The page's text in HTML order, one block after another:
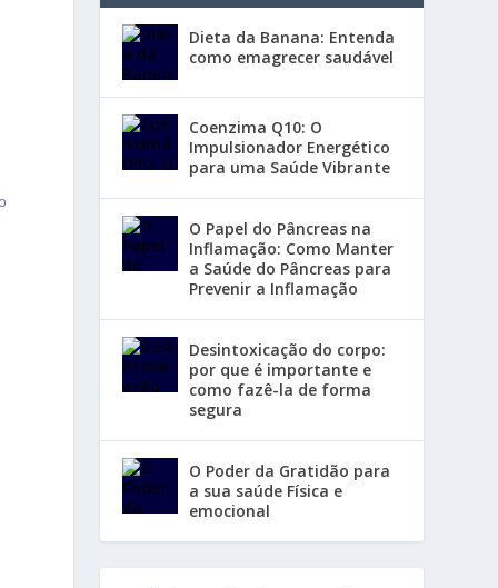
Dieta da Banana: Entenda
como emagrecer saudável
Coenzima Q10: O
Impulsionador Energético
para uma Saúde Vibrante
O Papel do Pâncreas na
Inflamação: Como Manter
a Saúde do Pâncreas para
Prevenir a Inflamação
Desintoxicação do corpo:
por que é importante e
como fazê-la de forma
segura
O Poder da Gratidão para
a sua saúde Física e
emocional